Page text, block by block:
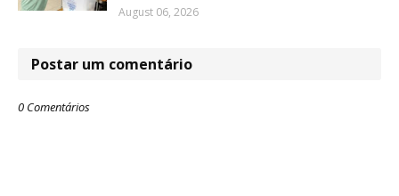
August 06, 2026
Postar um comentário
0 Comentários